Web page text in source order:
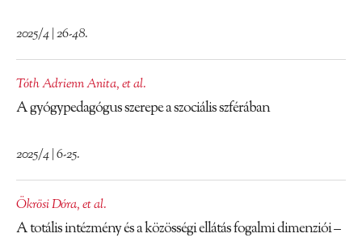
2025/4 | 26-48.
Tóth Adrienn Anita,et al.
A gyógypedagógus szerepe a szociális szférában
2025/4 | 6-25.
Ökrösi Dóra,et al.
A totális intézmény és a közösségi ellátás fogalmi dimenziói –